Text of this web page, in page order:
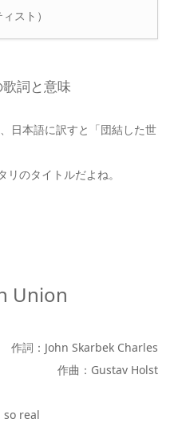
スト）
詞と意味
日本語に訳すと 「団結した世
のタイトルだよね。
Union
作詞：John Skarbek Charles
作曲：Gustav Holst
so real